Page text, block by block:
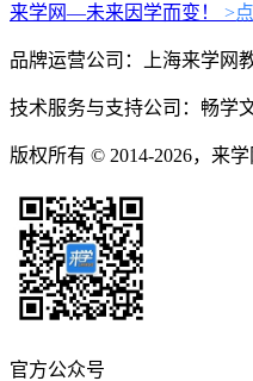
来学网—未来因学而变！
>
品牌运营公司：上海来学网
技术服务与支持公司：畅学
版权所有 © 2014-2026，来学
官方公众号